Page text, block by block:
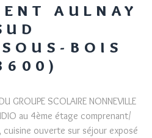
AULNAY
BOIS
GROUPE SCOLAIRE NONNEVILLE
au 4ème étage comprenant/
cuisine ouverte sur séjour exposé